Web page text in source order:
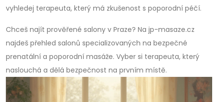
vyhledej terapeuta, který má zkušenost s poporodní péčí.
Chceš najít prověřené salony v Praze? Na jp-masaze.cz
najdeš přehled salonů specializovaných na bezpečné
prenatální a poporodní masáže. Vyber si terapeuta, který
naslouchá a dělá bezpečnost na prvním místě.